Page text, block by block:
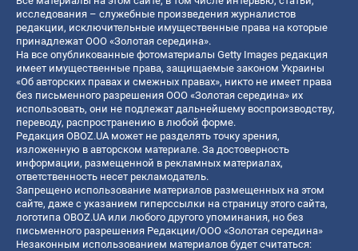
исследования – служебные произведения журналистов
редакции, исключительные имущественные права на которые
принадлежат ООО «Золотая середина».
На все опубликованные фотоматериалы Getty Images редакция
имеет имущественные права, защищаемые законом Украины
«Об авторских правах и смежных правах», никто не имеет права
без письменного разрешения ООО «Золотая середина» их
использовать, они не подлежат дальнейшему воспроизводству,
переводу, распространению в любой форме.
Редакция OBOZ.UA может не разделять точку зрения,
изложенную в авторском материале. За достоверность
информации, размещенной в рекламных материалах,
ответственность несет рекламодатель.
Запрещено использование материалов размещенных на этом
сайте, даже с указанием гиперссылки на страницу этого сайта,
логотипа OBOZ.UA или любого другого упоминания, но без
письменного разрешения Редакции/ООО «Золотая середина»
Незаконным использованием материалов будет считаться: